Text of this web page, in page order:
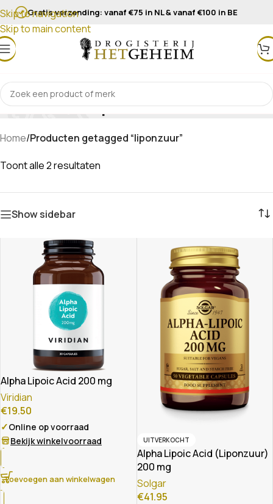
Skip to navigation
Skip to main content
Gratis verzending: vanaf €75 in NL & vanaf €100 in BE
liponzuur
Home/Producten getagged “liponzuur”
Toont alle 2 resultaten
Show sidebar
Alpha Lipoic Acid 200 mg
Viridian
€19.50
✓Online op voorraad
Bekijk winkelvoorraad
Toevoegen aan winkelwagen
UITVERKOCHT
Alpha Lipoic Acid (Liponzuur)
200 mg
Solgar
€41.95